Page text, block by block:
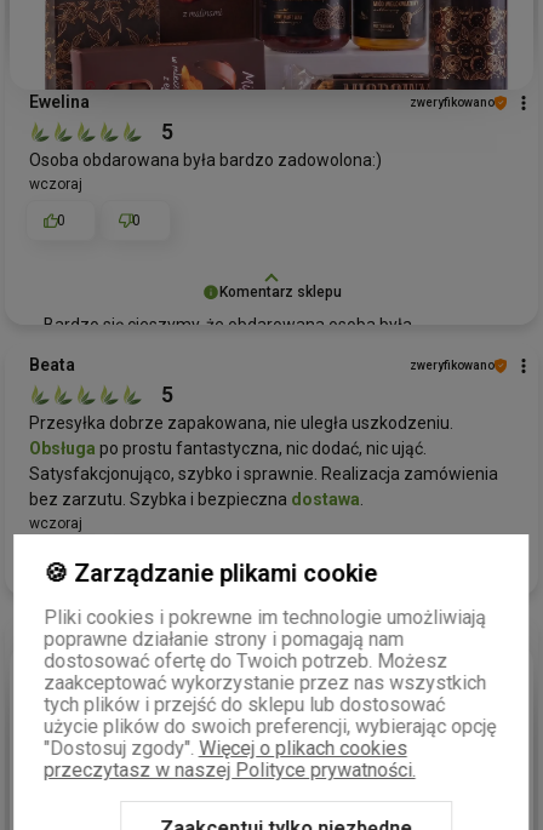
Komentarz sklepu
Bardzo się cieszymy, że obdarowana osoba była
ogromna radość wiedzieć, że nasze produkty przynoszą
radość i spełniają oczekiwania. Jeśli będziesz
potrzebowała kolejnych wyjątkowychprezentów,
zapraszamy ponownie do Green Touch.
Ewelina zweryfikowano
5
Osoba obdarowana była bardzo zadowolona:)
wczoraj
0 0
Beata zweryfikowano
5
Przesyłka dobrze zapakowana, nie uległa uszkodzeniu.
Obsługa po prostu fantastyczna, nic dodać, nic ująć.
Satysfakcjonująco, szybko i sprawnie. Realizacja zamówienia
bez zarzutu. Szybka i bezpieczna dostawa.
wczoraj
0
podgląd
🍪 Zarządzanie plikami cookie
Pliki cookies i pokrewne im technologie umożliwiają
poprawne działanie strony i pomagają nam
dostosować ofertę do Twoich potrzeb. Możesz
zaakceptować wykorzystanie przez nas wszystkich
tych plików i przejść do sklepu lub dostosować
użycie plików do swoich preferencji, wybierając opcję
"Dostosuj zgody". Więcej o plikach cookies
przeczytasz w naszej Polityce prywatności.